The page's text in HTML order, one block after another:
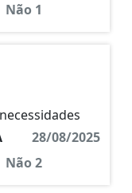
Não 1
28/08/2025
Não2